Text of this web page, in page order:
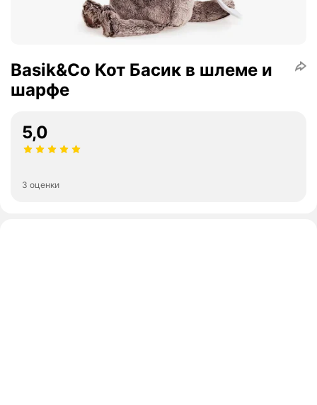
Basik&Co Кот Басик в шлеме и
шарфе
5,0
3 оценки